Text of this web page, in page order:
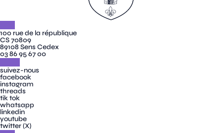
100 rue de la république
CS 70809
89108 Sens Cedex
03 86 95 67 00
suivez-nous
facebook
instagram
threads
tik tok
whatsapp
linkedin
youtube
twitter (X)